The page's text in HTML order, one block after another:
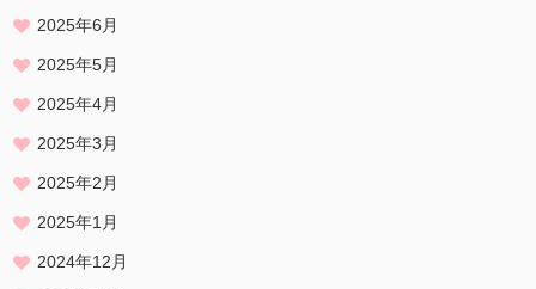
2025年6月
2025年5月
2025年4月
2025年3月
2025年2月
2025年1月
2024年12月